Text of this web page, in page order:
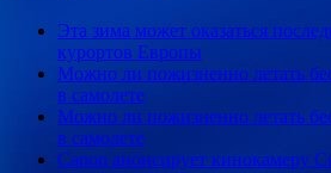
Эта зима может оказаться
курортов Европы
Можно ли пожизненно летать
в самолете
Можно ли пожизненно летать
в самолете
Canon анонсирует кинокамеру